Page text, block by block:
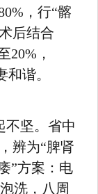
，行“髂
后结合
20%，
谐。
不坚。省中
辨为“脾肾
”方案：电
洗，八周